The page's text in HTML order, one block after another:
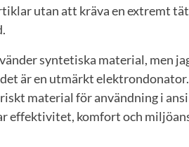
utan att kräva en extremt
syntetiska material, men
är en utmärkt
material för användning i
effektivitet, komfort och